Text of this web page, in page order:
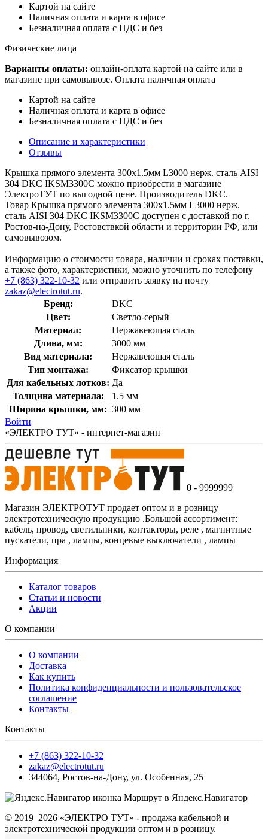
Картой на сайте
Наличная оплата и карта в офисе
Безналичная оплата с НДС и без
Физические лица
Варианты оплаты: онлайн-оплата картой на сайте или в
магазине при самовывозе. Оплата наличная оплата
Картой на сайте
Наличная оплата и карта в офисе
Безналичная оплата с НДС и без
Описание и характеристики
Отзывы
Крышка прямого элемента 300х1.5мм L3000 нерж. сталь AISI
304 DKC IKSM3300C можно приобрести в магазине
ЭлектроТУТ по выгодной цене. Производитель DKC.
Товар Крышка прямого элемента 300х1.5мм L3000 нерж.
сталь AISI 304 DKC IKSM3300C доступен с доставкой по г.
Ростов-на-Дону, Ростовствкой области и территории РФ, или
самовывозом.
Информацию о стоимости товара, наличии и сроках поставки,
а также фото, характеристики, можно уточнить по телефону
+7 (863) 322-10-32 или отправить заявку на почту
zakaz@electrotut.ru.
Бренд:
DKC
Цвет:
Светло-серый
Материал:
Нержавеющая сталь
Длина, мм:
3000 мм
Вид материала:
Нержавеющая сталь
Тип монтажа:
Фиксатор крышки
Для кабельных лотков: Да
Толщина материала:
1.5 мм
Ширина крышки, мм: 300 мм
Войти
«ЭЛЕКТРО ТУТ» - интернет-магазин
0 - 9999999
Магазин ЭЛЕКТРОТУТ продает оптом и в розницу
электротехническую продукцию .Большой ассортимент:
кабель, провод, светильники, контакторы, реле , магнитные
пускатели, пра , лампы, концевые выключатели , лампы
Информация
Каталог товаров
Статьи и новости
Акции
О компании
О компании
Доставка
Как купить
Политика конфиденциальности и пользовательское
соглашение
Контакты
Контакты
+7 (863) 322-10-32
zakaz@electrotut.ru
344064, Ростов-на-Дону, ул. Особенная, 25
Маршрут в Яндекс.Навигатор
© 2019–2026 «ЭЛЕКТРО ТУТ» - продажа кабельной и
электротехнической продукции оптом и в розницу.